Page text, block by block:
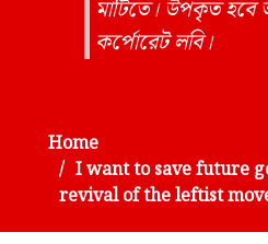
মাটিতে। উপকৃত
কর্পোরেট লবি।
Home
I want to save future
revival of the leftist